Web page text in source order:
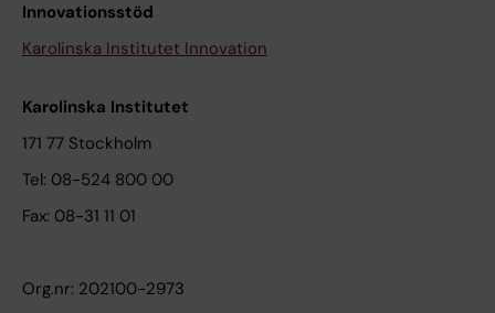
Innovationsstöd
Karolinska Institutet Innovation
Karolinska Institutet
171 77 Stockholm
Tel: 08-524 800 00
Fax: 08-31 11 01
Org.nr: 202100-2973